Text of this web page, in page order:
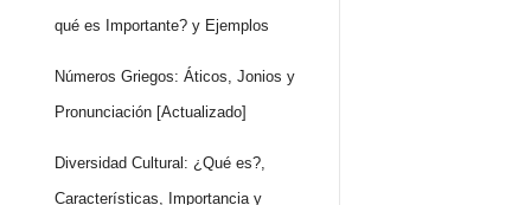
qué es Importante? y Ejemplos
Números Griegos: Áticos, Jonios y
Pronunciación [Actualizado]
Diversidad Cultural: ¿Qué es?,
Características, Importancia y